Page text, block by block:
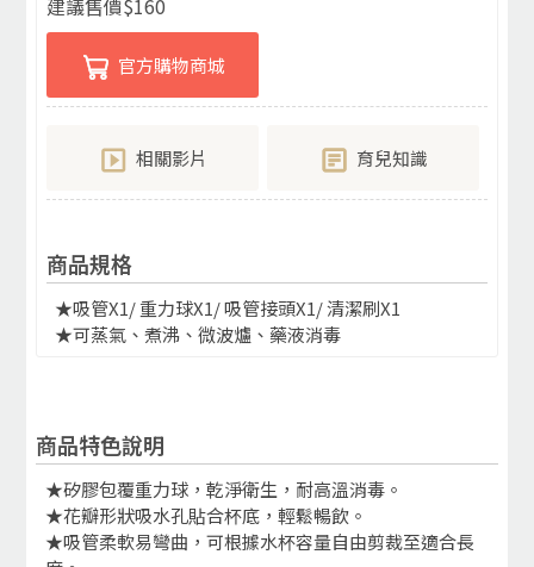
建議售價$160
官方購物商城
相關影片 育兒知識
商品規格
★吸管X1/ 重力球X1/ 吸管接頭X1/ 清潔刷X1
★可蒸氣、煮沸、微波爐、藥液消毒
商品特色說明
★矽膠包覆重力球，乾淨衛生，耐高溫消毒。
★花瓣形狀吸水孔貼合杯底，輕鬆暢飲。
★吸管柔軟易彎曲，可根據水杯容量自由剪裁至適合長